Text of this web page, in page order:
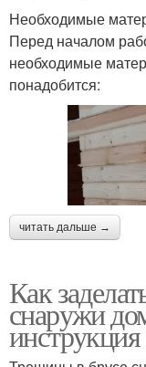
Необходимые
Перед началом
необходимые
понадобится:
читать дальше →
Как
снаружи
инструкция